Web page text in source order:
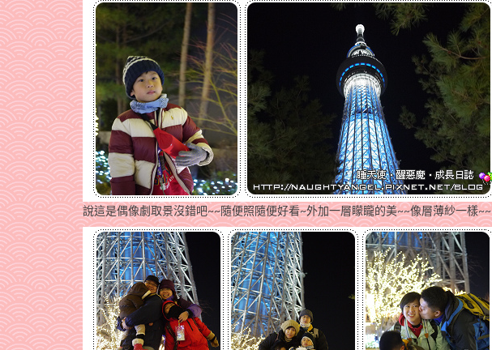
說這是偶像劇取景沒錯吧~~隨便照隨便好看~外加一層矇矓的美~~像層薄紗一樣~~